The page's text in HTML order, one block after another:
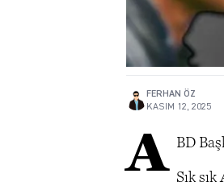
FERHAN ÖZ
KASIM 12, 2025
A BD
Sık